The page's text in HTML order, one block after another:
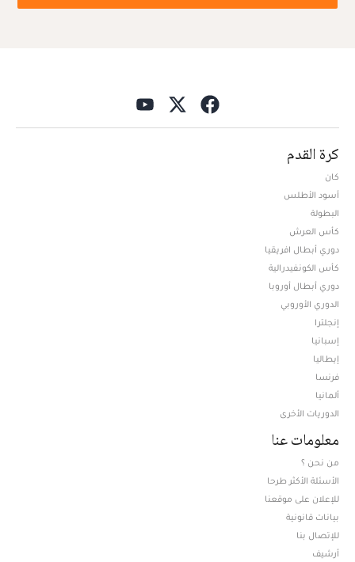
كرة القدم
كان
أسود الأطلس
البطولة
كأس العرش
دوري أبطال افريقيا
كأس الكونفيدرالية
دوري أبطال أوروبا
الدوري الأوروبي
إنجلترا
إسبانيا
إيطاليا
فرنسا
ألمانيا
الدوريات الأخرى
معلومات عنا
من نحن ؟
الأسئلة الأكثر طرحا
للإعلان على موقعنا
بيانات قانونية
للإتصال بنا
أرشيف